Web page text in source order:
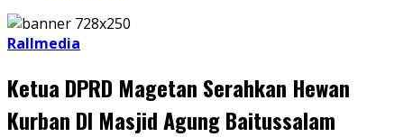
Rallmedia
Ketua DPRD Magetan Serahkan Hewan
Kurban DI Masjid Agung Baitussalam